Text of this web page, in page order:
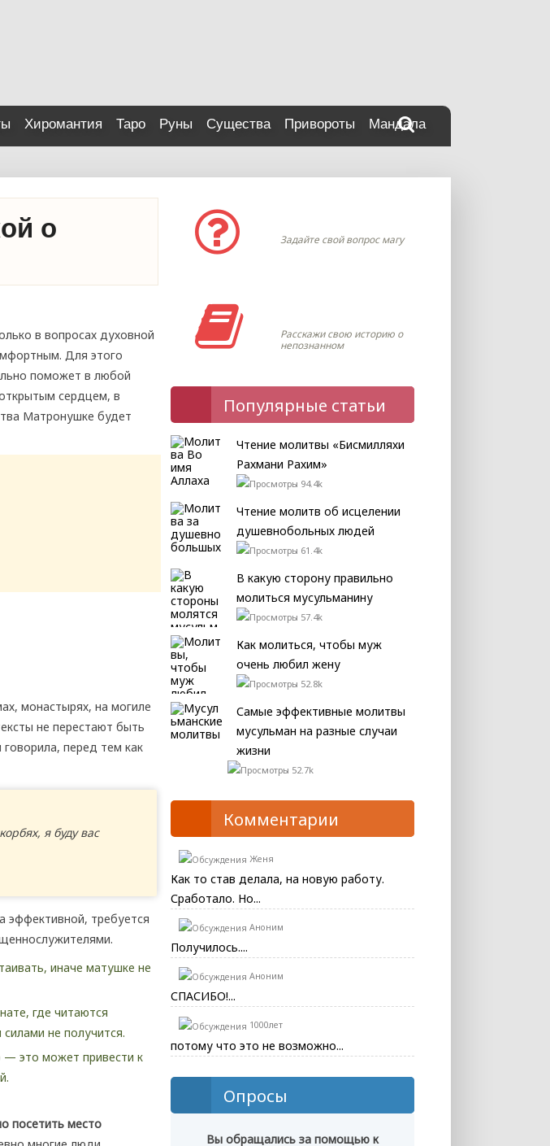
Хиромантия Таро Руны Существа Привороты Мандала
о
в вопросах духовной
Для этого
поможет в любой
сердцем, в
Матронушке будет
монастырях, на могиле
не перестают быть
перед тем как
я буду вас
требуется
иначе матушке не
где читаются
не получится.
— это может привести к
посетить место
Задайте свой вопрос магу
Расскажи свою историю о
непознанном
Популярные статьи
Чтение молитвы «Бисмилляхи
Рахмани Рахим»
94.4k
Чтение молитв об исцелении
душевнобольных людей
61.4k
В какую сторону правильно
молиться мусульманину
57.4k
Как молиться, чтобы муж
очень любил жену
52.8k
Самые эффективные молитвы
мусульман на разные случаи
жизни
52.7k
Комментарии
Женя
Как то став делала, на новую работу.
Сработало. Но...
Аноним
Получилось....
Аноним
СПАСИБО!...
1000лет
потому что это не возможно...
Опросы
Вы обращались за помощью к